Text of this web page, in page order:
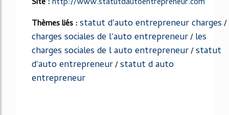
Thèmes liés :statut d'auto entrepreneur charges/
charges sociales de l'auto entrepreneur/les
charges sociales de l auto entrepreneur/statut
d'auto entrepreneur/statut d auto
entrepreneur